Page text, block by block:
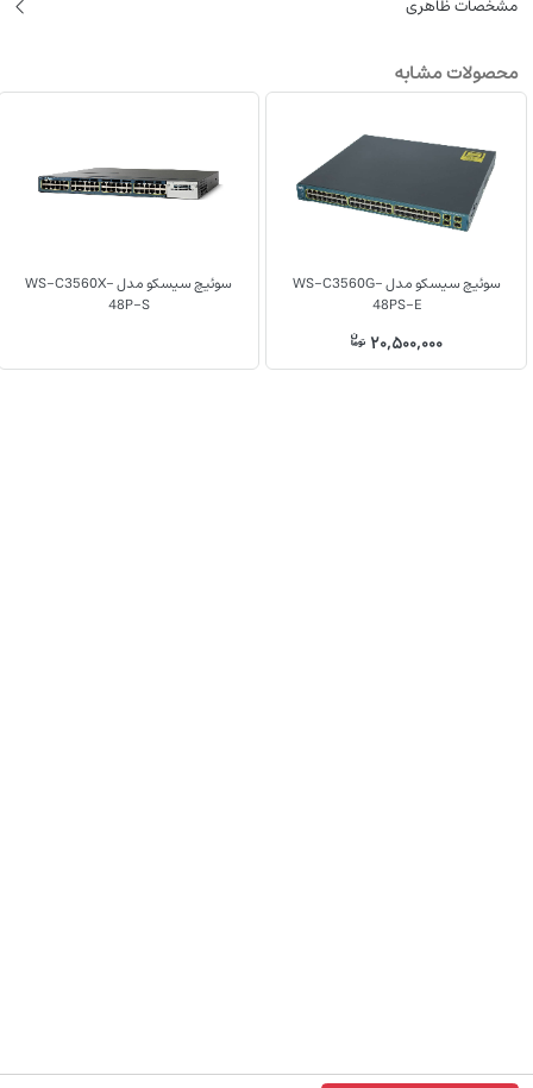
‌مشخصات ظاهری
محصولات مشابه
سوئیچ سیسکو مدل WS-C3560G-
48PS-E
20,500,000
سوئیچ سیسکو مدل WS-C3560X-
48P-S